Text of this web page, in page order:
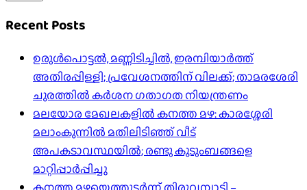
Recent Posts
ഉരുൾപൊട്ടൽ, മണ്ണിടിച്ചിൽ, ഇരമ്പിയാര്‍ത്ത്
അതിരപ്പിള്ളി; പ്രവേശനത്തിന് വിലക്ക്; താമരശേരി
ചുരത്തില്‍ കര്‍ശന ഗതാഗത നിയന്ത്രണം
മലയോര മേഖലകളിൽ കനത്ത മഴ: കാരശ്ശേരി
മലാംകുന്നിൽ മതിലിടിഞ്ഞ് വീട്
അപകടാവസ്ഥയിൽ; രണ്ടു കുടുംബങ്ങളെ
മാറ്റിപ്പാർപ്പിച്ചു